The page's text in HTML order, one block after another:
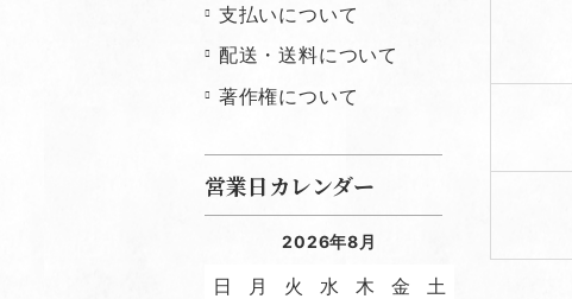
支払いについて
配送・送料について
著作権について
営業日カレンダー
2026年8月
日 月 火 水 木 金
土